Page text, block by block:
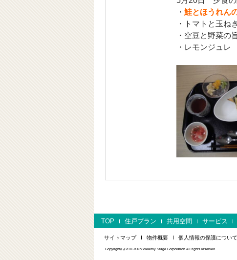
・ 鮭とほうれん
・トマトと玉ね
・空豆と野菜の
・レモンジュレ
TOP 住戸プラン 共用空間 サービス
サイトマップ 物件概要 個人情報の保護について
Copyright(C) 2016 Keio Wealthy Stage Corporation All rights reserved.